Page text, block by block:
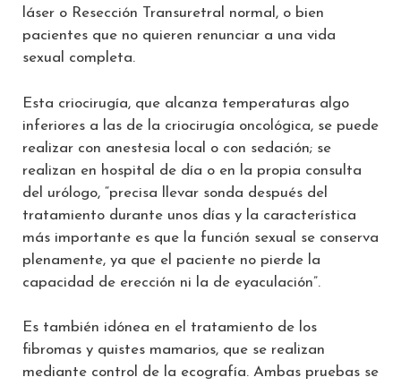
láser o Resección Transuretral normal, o bien
pacientes que no quieren renunciar a una vida
sexual completa.
Esta criocirugía, que alcanza temperaturas algo
inferiores a las de la criocirugía oncológica, se puede
realizar con anestesia local o con sedación; se
realizan en hospital de día o en la propia consulta
del urólogo, “precisa llevar sonda después del
tratamiento durante unos días y la característica
más importante es que la función sexual se conserva
plenamente, ya que el paciente no pierde la
capacidad de erección ni la de eyaculación”.
Es también idónea en el tratamiento de los
fibromas y quistes mamarios, que se realizan
mediante control de la ecografía. Ambas pruebas se